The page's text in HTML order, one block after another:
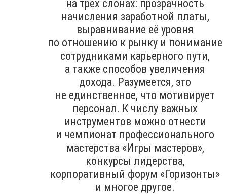
на трёх слонах: прозрачность
начисления заработной платы,
выравнивание её уровня
по отношению к рынку и понимание
сотрудниками карьерного пути,
а также способов увеличения
дохода. Разумеется, это
не единственное, что мотивирует
персонал. К числу важных
инструментов можно отнести
и чемпионат профессионального
мастерства «Игры мастеров»,
конкурсы лидерства,
корпоративный форум «Горизонты»
и многое другое.